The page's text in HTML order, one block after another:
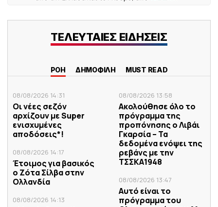
ΤΕΛΕΥΤΑΙΕΣ ΕΙΔΗΣΕΙΣ
ΡΟΗ ΔΗΜΟΦΙΛΗ MUST READ
08/08/2026 14:31
Οι νέες σεζόν
αρχίζουν με Super
ενισχυμένες
αποδόσεις*!
08/08/2026 14:17
Έτοιμος για βασικός
ο Ζότα Σίλβα στην
Ολλανδία
08/08/2026 14:13
08/08/2026 13:58
Ακολούθησε όλο το
πρόγραμμα της
προπόνησης ο Λιβάι
Γκαρσία – Τα
δεδομένα ενόψει της
ρεβάνς με την
ΤΣΣΚΑ1948
08/08/2026 13:47
Αυτό είναι το
πρόγραμμα του